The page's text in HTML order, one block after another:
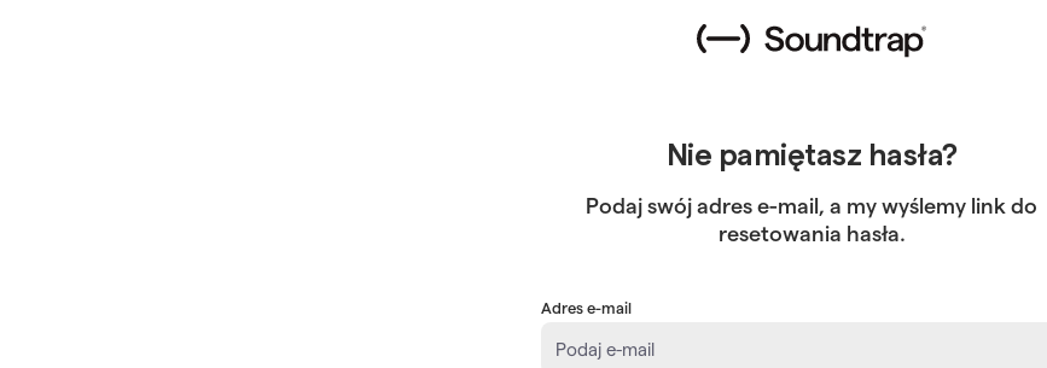
Nie pamiętasz hasła?
Podaj swój adres e-mail, a my wyślemy link do
resetowania hasła.
Adres e-mail